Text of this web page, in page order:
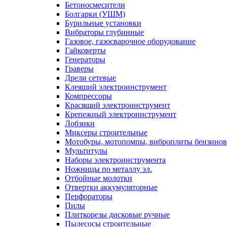
Бетоносмесители
Болгарки (УШМ)
Бурильные установки
Вибраторы глубинные
Газовое, газосварочное оборудование
Гайковерты
Генераторы
Граверы
Дрели сетевые
Клеящий электроинструмент
Компрессоры
Красящий электроинструмент
Крепежный электроинструмент
Лобзики
Миксеры строительные
Мотобуры, мотопомпы, виброплиты
Мультитулы
Наборы электроинструмента
Ножницы по металлу эл.
Отбойные молотки
Отвертки аккумуляторные
Перфораторы
Пилы
Плиткорезы дисковые ручные
Пылесосы строительные